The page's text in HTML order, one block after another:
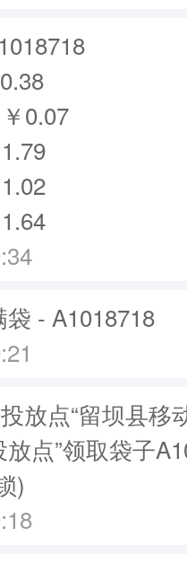
0.07
- A1018718
放点“留坝县移
放点”领取袋子
)